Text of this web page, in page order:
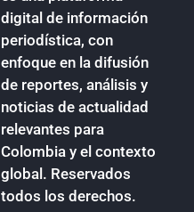
digital de información
periodística, con
enfoque en la difusión
de reportes, análisis y
noticias de actualidad
relevantes para
Colombia y el contexto
global. Reservados
todos los derechos.